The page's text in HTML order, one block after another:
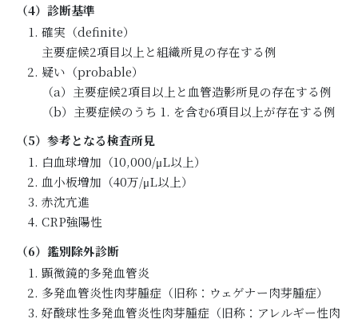
（4）診断基準
確実（definite）
主要症候2項目以上と組織所見の存在する例
疑い（probable）
（a）主要症候2項目以上と血管造影所見の存在する例
（b）主要症候のうち 1. を含む6項目以上が存在する例
（5）参考となる検査所見
白血球増加（10,000/μL以上）
血小板増加（40万/μL以上）
赤沈亢進
CRP強陽性
（6）鑑別除外診断
顕微鏡的多発血管炎
多発血管炎性肉芽腫症（旧称：ウェゲナー肉芽腫症）
好酸球性多発血管炎性肉芽腫症（旧称：アレルギー性肉